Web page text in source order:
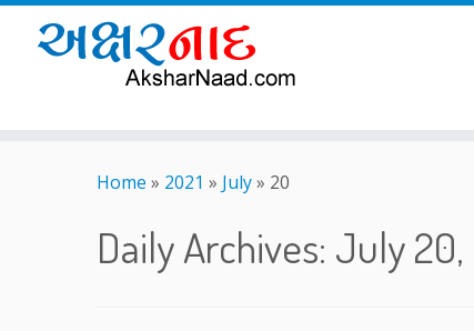
Home » 2021 » July» 20
Daily Archives: July 20,